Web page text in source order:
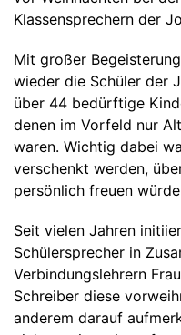
Schulverpflegung
Digitalisierung
SMV und
Eltern ABC
Zuschüsse und
Klassensprechern der
Mit großer
wieder die Schüler der
über 44 bedürftige
denen im Vorfeld nur
waren. Wichtig dabei
verschenkt werden,
persönlich freuen
Seit vielen Jahren
Schülersprecher in
Verbindungslehrern
Schreiber diese
anderem darauf